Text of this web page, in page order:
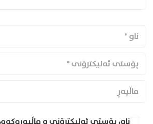
ناو، پۆستی ئەلیکترۆنی و